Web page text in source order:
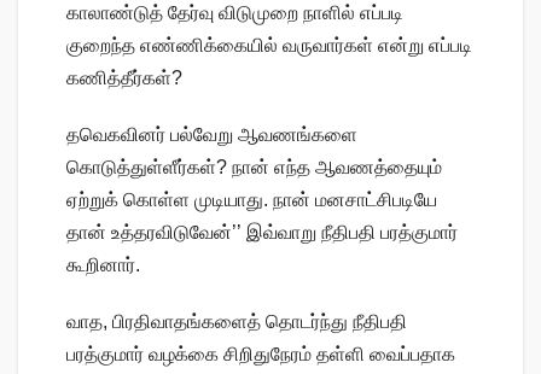
காலாண்டுத் தேர்வு விடுமுறை நாளில் எப்படி
குறைந்த எண்ணிக்கையில் வருவார்கள் என்று எப்படி
கணித்தீர்கள்?
தவெகவினர் பல்வேறு ஆவணங்களை
கொடுத்துள்ளீர்கள்? நான் எந்த ஆவணத்தையும்
ஏற்றுக் கொள்ள முடியாது. நான் மனசாட்சிபடியே
தான் உத்தரவிடுவேன்’’ இவ்வாறு நீதிபதி பரத்குமார்
கூறினார்.
வாத, பிரதிவாதங்களைத் தொடர்ந்து நீதிபதி
பரத்குமார் வழக்கை சிறிதுநேரம் தள்ளி வைப்பதாக